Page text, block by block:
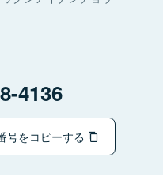
4136
号をコピーする